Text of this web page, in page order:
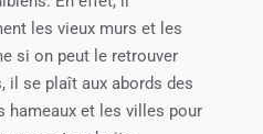
les vieux murs et les
si on peut le retrouver
il se plaît aux abords des
hameaux et les villes pour